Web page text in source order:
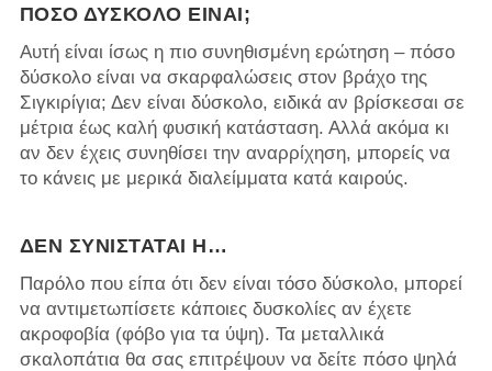
ΠΌΣΟ ΔΎΣΚΟΛΟ ΕΊΝΑΙ;
Αυτή είναι ίσως η πιο συνηθισμένη ερώτηση – πόσο
δύσκολο είναι να σκαρφαλώσεις στον βράχο της
Σιγκιρίγια; Δεν είναι δύσκολο, ειδικά αν βρίσκεσαι σε
μέτρια έως καλή φυσική κατάσταση. Αλλά ακόμα κι
αν δεν έχεις συνηθίσει την αναρρίχηση, μπορείς να
το κάνεις με μερικά διαλείμματα κατά καιρούς.
ΔΕΝ ΣΥΝΙΣΤΆΤΑΙ Η…
Παρόλο που είπα ότι δεν είναι τόσο δύσκολο, μπορεί
να αντιμετωπίσετε κάποιες δυσκολίες αν έχετε
ακροφοβία (φόβο για τα ύψη). Τα μεταλλικά
σκαλοπάτια θα σας επιτρέψουν να δείτε πόσο ψηλά